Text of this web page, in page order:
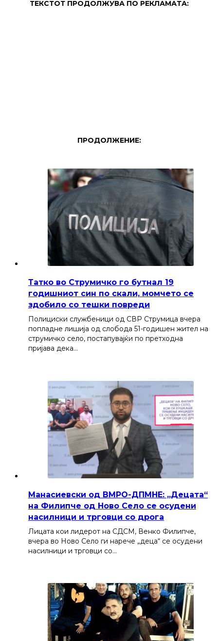
ТЕКСТОТ ПРОДОЛЖУВА ПО РЕКЛАМАТА:
ПРОДОЛЖЕНИЕ:
Татко во Струмичко го бутнал 19
годишниот син по скали, момчето се
здобило со тешки повреди
Полициски службеници од СВР Струмица вчера
попладне лишија од слобода 51-годишен жител на
струмичко село, постапувајќи по претходна
пријава дека…
Манасиевски од ВМРО-ДПМНЕ: „Децата“
на Филипче од Ново Село се осудени
насилници и трговци со дрога
Лицата кои лидерот на СДСМ, Венко Филипче,
вчера во Ново Село ги нарече „деца“ се осудени
насилници и трговци со…